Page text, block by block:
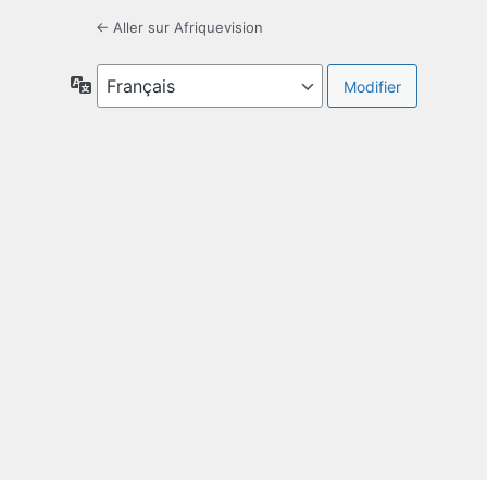
← Aller sur Afriquevision
Langue